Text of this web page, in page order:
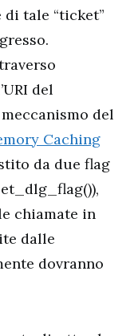
tale “ticket”
del
del
Caching
da due flag
chiamate in
dalle
dovranno